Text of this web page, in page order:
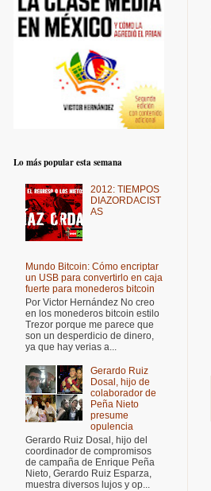
Lo más popular esta semana
2012: TIEMPOS
DIAZORDACIST
AS
Mundo Bitcoin: Cómo encriptar
un USB para convertirlo en caja
fuerte para monederos bitcoin
Por Victor Hernández No creo
en los monederos bitcoin estilo
Trezor porque me parece que
son un desperdicio de dinero,
ya que hay verias a...
Gerardo Ruiz
Dosal, hijo de
colaborador de
Peña Nieto
presume
opulencia
Gerardo Ruiz Dosal, hijo del
coordinador de compromisos
de campaña de Enrique Peña
Nieto, Gerardo Ruiz Esparza,
muestra diversos lujos y op...